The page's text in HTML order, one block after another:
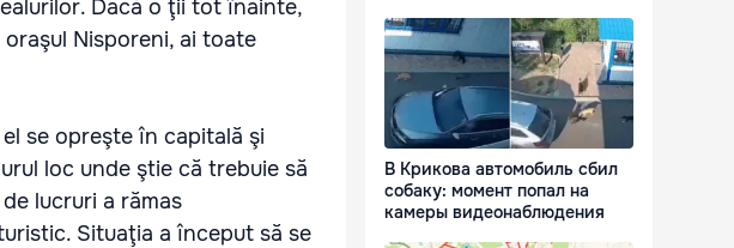
Dacă o ţii tot înainte,
Nisporeni, ai toate
se opreşte în capitală şi
loc unde ştie că trebuie să
lucruri a rămas
Situaţia a început să se
В Крикова автомобиль сбил
собаку: момент попал на
камеры видеонаблюдения